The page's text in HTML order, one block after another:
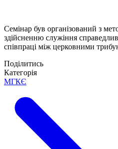
Семінар був організований з
здійсненню служіння
співпраці між церковними
Поділитись
Категорія
МГКЄ